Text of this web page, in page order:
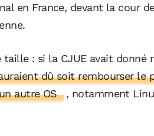
en France, devant la cour
taille : si la CJUE avait donné
dû soit rembourser le
autre OS
, notamment